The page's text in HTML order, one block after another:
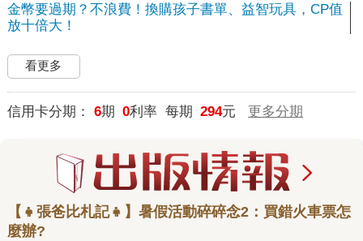
金幣要過期？不浪費！換購孩子書單、益智玩具，CP值
放十倍大！
看更多
信用卡分期： 6期 0利率 每期 294元 更多分期
【👧張爸比札記👧】暑假活動碎碎念2：買錯火車票怎
麼辦?